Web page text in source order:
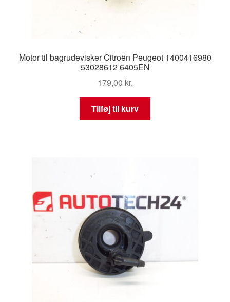
Motor til bagrudevisker Citroën Peugeot 1400416980
53028612 6405EN
179,00 kr.
Tilføj til kurv